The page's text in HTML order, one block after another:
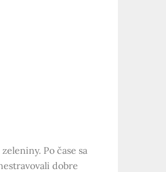
Po čase sa
dobre